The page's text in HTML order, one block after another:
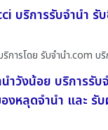
บริการรับจำนำ
ริการโดย รับจํานํา.com บ
ำวังน้อย บริการรับ
งหลุดจำนำ และ รั